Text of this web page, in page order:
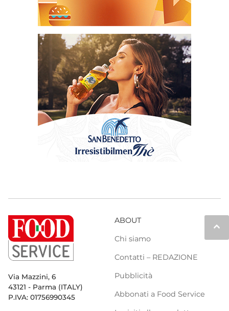
keyboard_arrow_up
Via Mazzini, 6
43121 - Parma (ITALY)
P.IVA: 01756990345
ABOUT
Chi siamo
Contatti – REDAZIONE
Pubblicità
Abbonati a Food Service